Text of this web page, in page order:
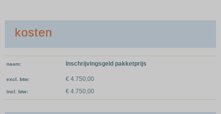
kosten
naam Inschrijvingsgeld pakketprijs
excl. btw € 4.750,00
incl. btw € 4.750,00